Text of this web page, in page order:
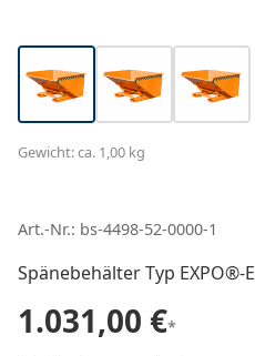
Gewicht: ca. 1,00 kg
Art.-Nr.: bs-4498-52-0000-1
Spänebehälter Typ EXPO®-E
1.031,00 €*